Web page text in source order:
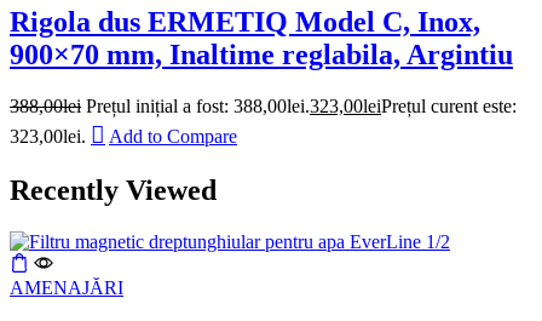
Rigola dus ERMETIQ Model C, Inox,
900×70 mm, Inaltime reglabila, Argintiu
388,00lei Prețul inițial a fost: 388,00lei.323,00leiPrețul curent este:
323,00lei.
Add to Compare
Recently Viewed
AMENAJĂRI